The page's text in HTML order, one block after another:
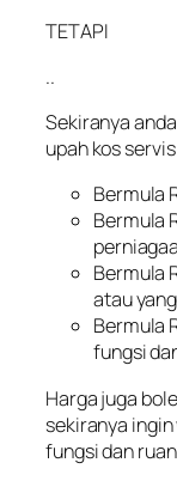
TETAPI
..
Sekiranya
upah kos
Bermula
Bermula
Bermula
atau
Bermula
fungsi
Harga juga
sekiranya
fungsi dan